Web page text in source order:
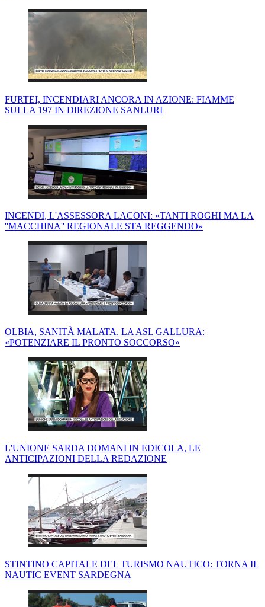
FURTEI, INCENDIARI ANCORA IN AZIONE: FIAMME
SULLA 197 IN DIREZIONE SANLURI
INCENDI, L'ASSESSORA LACONI: «TANTI ROGHI MA LA
''MACCHINA'' REGIONALE STA REGGENDO»
OLBIA, SANITÀ MALATA. LA ASL GALLURA:
«POTENZIARE IL PRONTO SOCCORSO»
L'UNIONE SARDA DOMANI IN EDICOLA, LE
ANTICIPAZIONI DELLA REDAZIONE
STINTINO CAPITALE DEL TURISMO NAUTICO: TORNA IL
NAUTIC EVENT SARDEGNA